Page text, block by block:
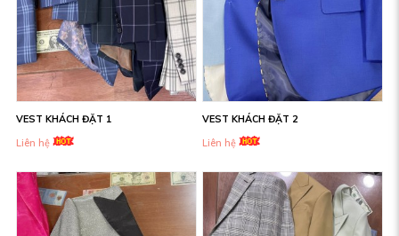
VEST KHÁCH ĐẶT 1
Liên hệ
VEST KHÁCH ĐẶT 2
Liên hệ